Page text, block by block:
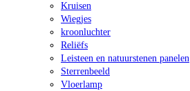
Kruisen
Wiegjes
kroonluchter
Reliëfs
Leisteen en natuurstenen panelen
Sterrenbeeld
Vloerlamp